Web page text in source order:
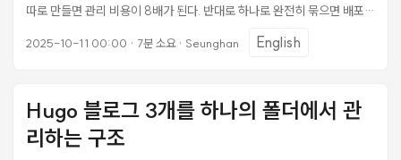
따로 만들면 관리 비용이 8배가 된다. 반대로 하나로 완전히 묶으면 배포가
나가 전체를 망가뜨릴 수 있다. 두 극단 사이에서 찾은 구조가 저장소 1개 +
커져도 유지보수할 수 있게 만드는 패턴들을 정리한 것이다. ...
2025-10-11 00:00 · 7분 소요· Seunghan English
Hugo 블로그 3개를 하나의 폴더에서 관
리하는 구조